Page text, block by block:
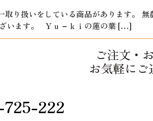
取り扱いをしている商品があります。
います。 Ｙｕ－ｋｉの蓮の葉 […]
ご注文・
お気軽にご
222